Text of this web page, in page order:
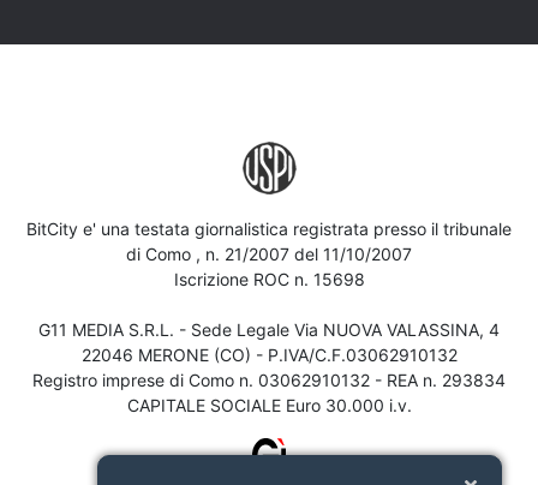
BitCity e' una testata giornalistica registrata presso il tribunale
di Como , n. 21/2007 del 11/10/2007
Iscrizione ROC n. 15698
G11 MEDIA S.R.L. - Sede Legale Via NUOVA VALASSINA, 4
22046 MERONE (CO) - P.IVA/C.F.03062910132
Registro imprese di Como n. 03062910132 - REA n. 293834
CAPITALE SOCIALE Euro 30.000 i.v.